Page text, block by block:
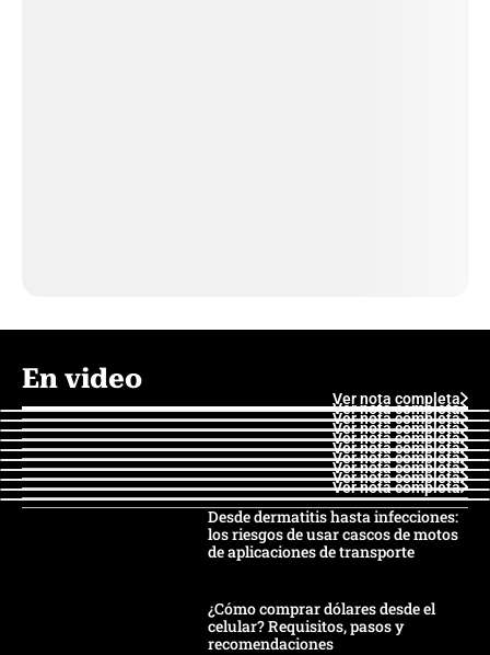
En video
Ver nota completa
Ver nota completa
Ver nota completa
Ver nota completa
Ver nota completa
Ver nota completa
Ver nota completa
Ver nota completa
Ver nota completa
Ver nota completa
Desde dermatitis hasta infecciones:
los riesgos de usar cascos de motos
de aplicaciones de transporte
¿Cómo comprar dólares desde el
celular? Requisitos, pasos y
recomendaciones